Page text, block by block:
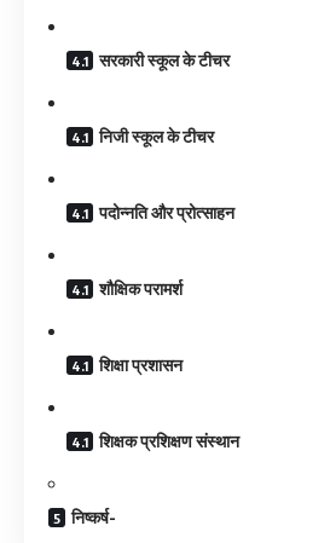
सरकारी स्कूल के टीचर
निजी स्कूल के टीचर
पदोन्नति और प्रोत्साहन
शौक्षिक परामर्श
शिक्षा प्रशासन
शिक्षक प्रशिक्षण संस्थान
निष्कर्ष-